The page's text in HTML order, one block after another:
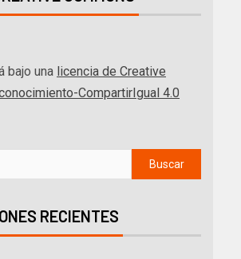
bajo una licencia de Creative
CompartirIgual 4.0
RECIENTES